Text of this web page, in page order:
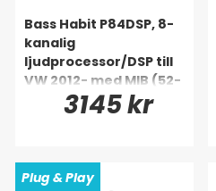
Bass Habit P84DSP, 8-
kanalig
ljudprocessor/DSP till
VW 2012- med MIB (52-
3145 kr
Plug & Play